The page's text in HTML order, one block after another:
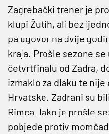
Zagrebački trener je
klupi Žutih, ali bez
pa ugovor na dvije
kraja. Prošle sezone se
četvrtfinalu od Zadra,
izmaklo za dlaku te
Hrvatske. Zadrani su
Rimca. Iako je prošle
pobjede protiv